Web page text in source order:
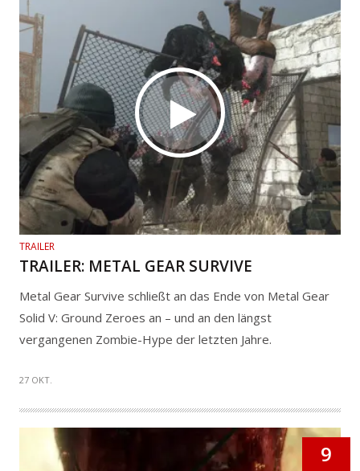
TRAILER
TRAILER: METAL GEAR SURVIVE
Metal Gear Survive schließt an das Ende von Metal Gear
Solid V: Ground Zeroes an – und an den längst
vergangenen Zombie-Hype der letzten Jahre.
27 OKT.
9